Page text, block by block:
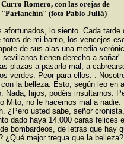
Curro Romero, con las orejas de
"Parlanchín" (foto Pablo Juliá)
afortunados, lo siento. Cada tarde
toros de mi barrio, los vencejos
de sus alas una media
sevillanos tienen derecho a
plazas a pasarlo mal, a
verdes. Peor para ellos. .
la belleza. Esto, según leo en
Nada, hijos, podéis insultarnos.
Mito, no le hacemos mal a nadie.
¿Pero usted sabe, señor
dado haya 14.000 caras felices
bombardeos, de letras que hay
¿Qué mejor tregua que la belleza?